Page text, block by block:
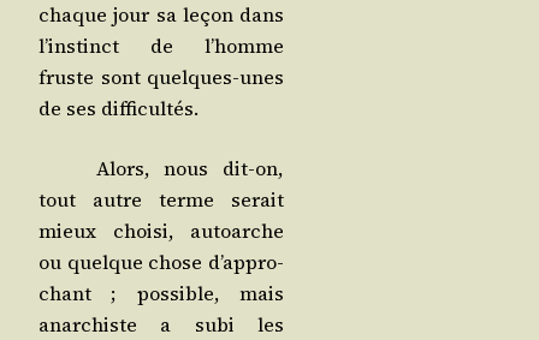
chaque jour sa leçon dans
l’ins­tinct de l’homme
fruste sont quelques-unes
de ses difficultés.
Alors, nous dit-on,
tout autre terme serait
mieux choi­si, autoarche
ou quelque chose d’ap­pro­
chant ; pos­sible, mais
anar­chiste a subi les